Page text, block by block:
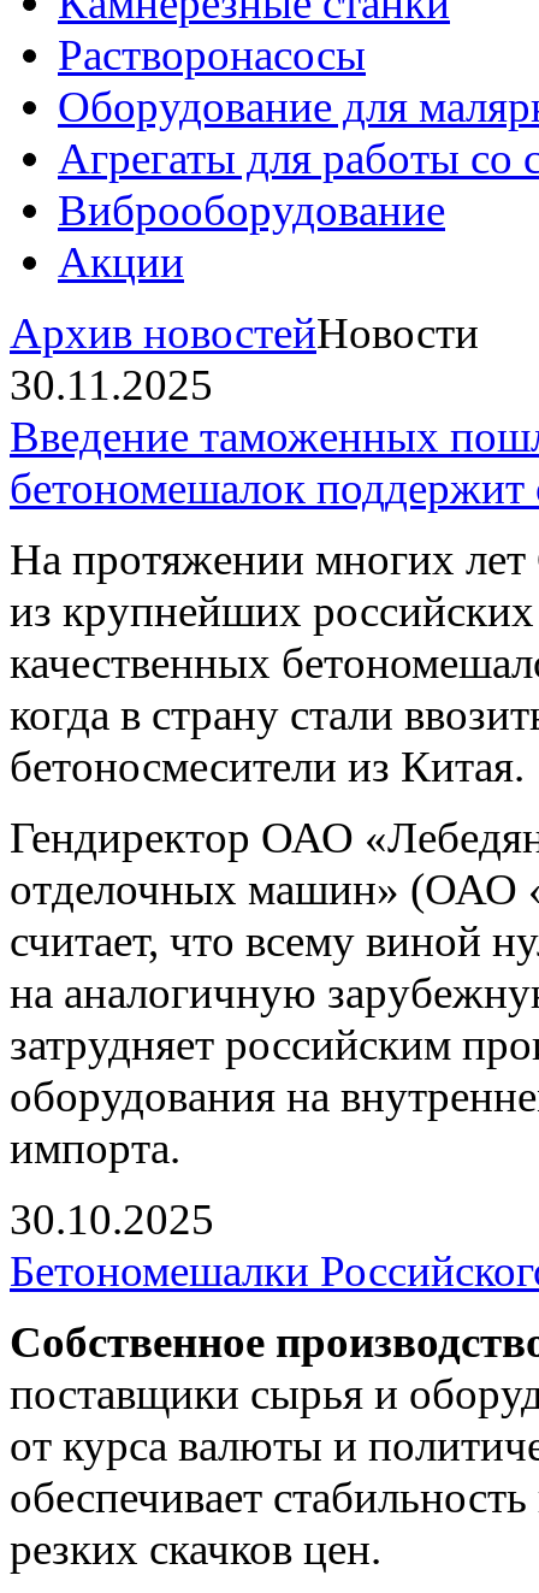
Растворонасосы
Оборудование для
Агрегаты для работы со
Виброоборудование
Акции
Архив новостейНовости
30.11.2025
Введение таможенных
бетономешалок поддержит
На протяжении многих
из крупнейших
качественных
когда в страну стали
бетоносмесители из Китая.
Гендиректор ОАО
отделочных машин»
считает, что всему виной
на аналогичную
затрудняет российским
оборудования на
импорта.
30.10.2025
Бетономешалки
Собственное
поставщики сырья и
от курса валюты и
обеспечивает
резких скачков цен.